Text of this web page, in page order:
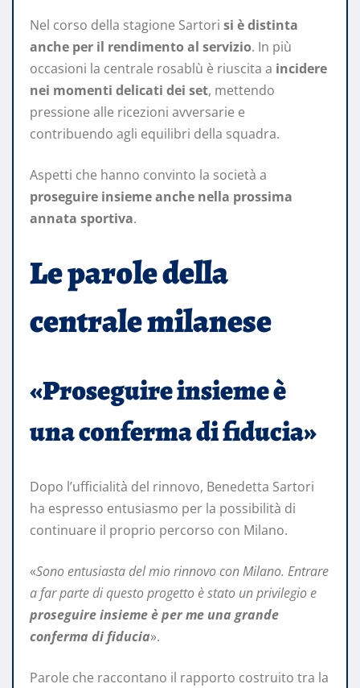
Nel corso della stagione Sartori si è distinta
anche per il rendimento al servizio. In più
occasioni la centrale rosablù è riuscita a incidere
nei momenti delicati dei set, mettendo
pressione alle ricezioni avversarie e
contribuendo agli equilibri della squadra.
Aspetti che hanno convinto la società a
proseguire insieme anche nella prossima
annata sportiva.
Le parole della
centrale milanese
«Proseguire insieme è
una conferma di fiducia»
Dopo l’ufficialità del rinnovo, Benedetta Sartori
ha espresso entusiasmo per la possibilità di
continuare il proprio percorso con Milano.
«Sono entusiasta del mio rinnovo con Milano. Entrare
a far parte di questo progetto è stato un privilegio e
proseguire insieme è per me una grande
conferma di fiducia».
Parole che raccontano il rapporto costruito tra la